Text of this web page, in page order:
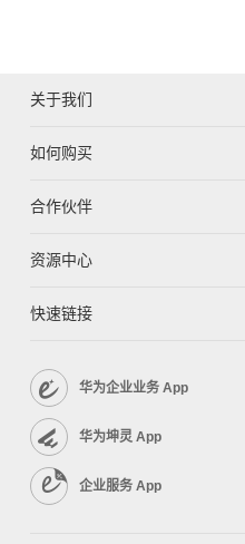
关于我们
如何购买
合作伙伴
资源中心
快速链接
华为企业业务 App
华为坤灵 App
企业服务 App